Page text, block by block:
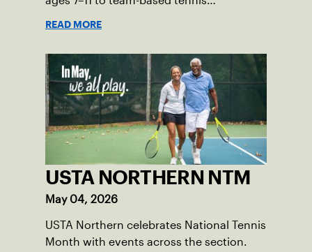
READ MORE
USTA NORTHERN NTM
May 04, 2026
USTA Northern celebrates National Tennis
Month with events across the section.